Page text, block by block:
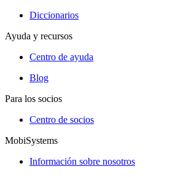
Diccionarios
Ayuda y recursos
Centro de ayuda
Blog
Para los socios
Centro de socios
MobiSystems
Información sobre nosotros